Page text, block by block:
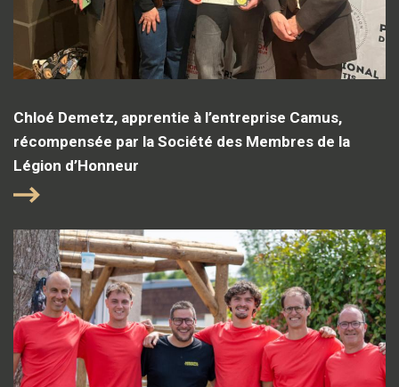
Chloé Demetz, apprentie à l’entreprise Camus,
récompensée par la Société des Membres de la
Légion d’Honneur